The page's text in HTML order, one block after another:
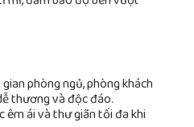
phòng ngủ, phòng khách
thương và độc đáo.
êm ái và thư giãn tối đa khi